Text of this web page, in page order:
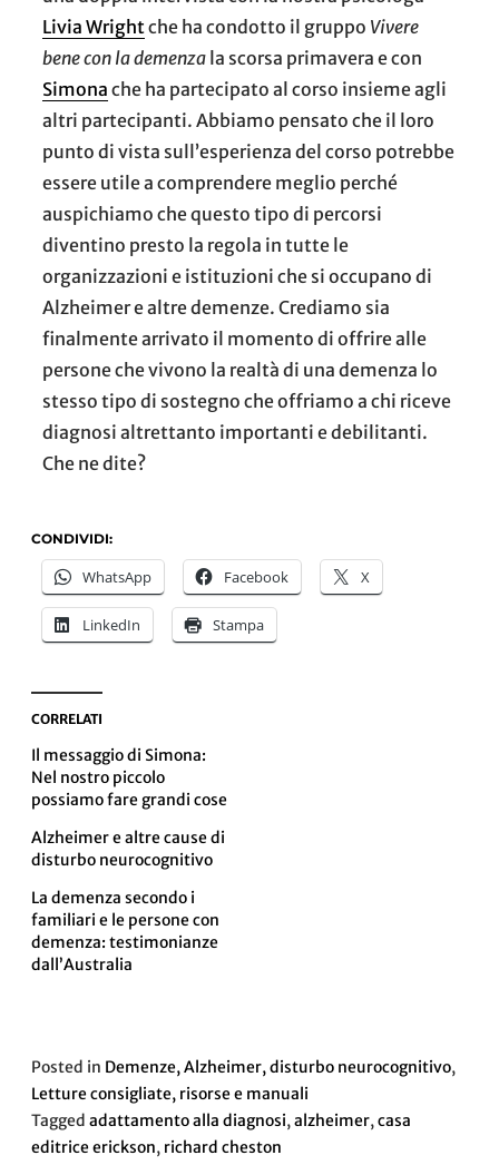
Livia Wrightche ha condotto il gruppo Vivere
bene con la demenza la scorsa primavera e con
Simona che ha partecipato al corso insieme agli
altri partecipanti. Abbiamo pensato che il loro
punto di vista sull’esperienza del corso potrebbe
essere utile a comprendere meglio perché
auspichiamo che questo tipo di percorsi
diventino presto la regola in tutte le
organizzazioni e istituzioni che si occupano di
Alzheimer e altre demenze. Crediamo sia
finalmente arrivato il momento di offrire alle
persone che vivono la realtà di una demenza lo
stesso tipo di sostegno che offriamo a chi riceve
diagnosi altrettanto importanti e debilitanti.
Che ne dite?
CONDIVIDI:
WhatsApp Facebook X
LinkedIn Stampa
CORRELATI
Il messaggio di Simona:
Nel nostro piccolo
possiamo fare grandi cose
Alzheimer e altre cause di
disturbo neurocognitivo
La demenza secondo i
familiari e le persone con
demenza: testimonianze
dall’Australia
Posted in Demenze, Alzheimer, disturbo neurocognitivo,
Letture consigliate, risorse e manuali
Tagged adattamento alla diagnosi,alzheimer,casa
editrice erickson, richard cheston